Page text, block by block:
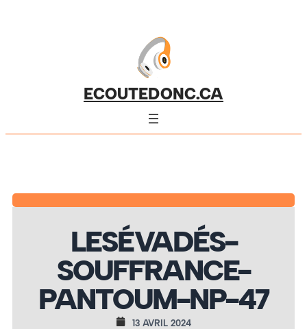
ECOUTEDONC.CA
LESÉVADÉS-
SOUFFRANCE-
PANTOUM-NP-47
13 AVRIL 2024